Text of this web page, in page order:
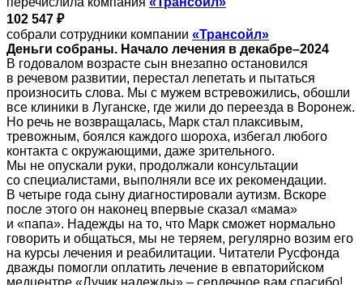
102 547 ₽
собрали сотрудники компании «Трансойл»
Деньги собраны. Начало лечения в декабре–2024
В годовалом возрасте сын внезапно остановился
в речевом развитии, перестал лепетать и пытаться
произносить слова. Мы с мужем встревожились, обошли
все клиники в Луганске, где жили до переезда в Воронеж.
Но речь не возвращалась, Марк стал плаксивым,
тревожным, боялся каждого шороха, избегал любого
контакта с окружающими, даже зрительного.
Мы не опускали руки, продолжали консультации
со специалистами, выполняли все их рекомендации.
В четыре года сыну диагностировали аутизм. Вскоре
после этого он наконец впервые сказал «мама»
и «папа». Надежды на то, что Марк сможет нормально
говорить и общаться, мы не теряем, регулярно возим его
на курсы лечения и реабилитации. Читатели Русфонда
дважды помогли оплатить лечение в евпаторийском
медцентре «Лучик надежды» – сердечное вам спасибо!